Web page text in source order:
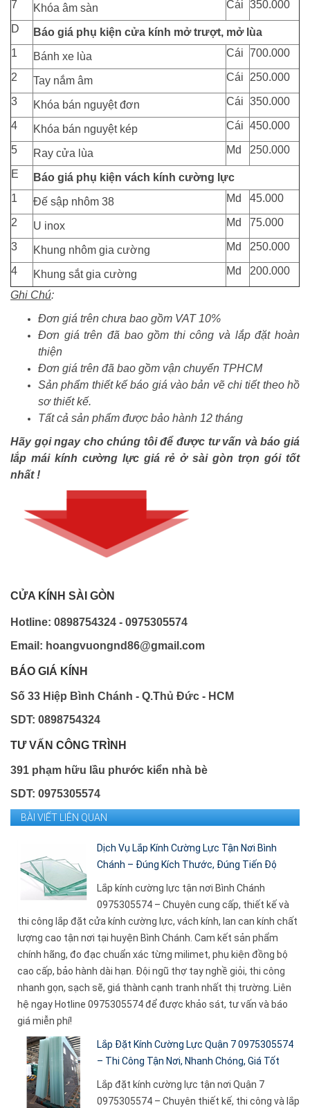
7 Khóa âm sàn Cái 350.000
D
Báo giá phụ kiện cửa kính mở trượt, mở lùa
1
Bánh xe lùa Cái 700.000
2 Tay nắm âm Cái 250.000
3 Khóa bán nguyệt đơn Cái 350.000
4 Khóa bán nguyệt kép Cái 450.000
5 Ray cửa lùa Md 250.000
E
Báo giá phụ kiện vách kính cường lực
1
Đế sập nhôm 38 Md 45.000
2 U inox Md 75.000
3 Khung nhôm gia cường Md 250.000
4 Khung sắt gia cường Md 200.000
Ghi Chú:
Đơn giá trên chưa bao gồm VAT 10%
Đơn giá trên đã bao gồm thi công và lắp đặt hoàn
thiện
Đơn giá trên đã bao gồm vận chuyển TPHCM
Sản phẩm thiết kế báo giá vào bản vẽ chi tiết theo hồ
sơ thiết kế.
Tất cả sản phẩm được bảo hành 12 tháng
Hãy gọi ngay cho chúng tôi để được tư vấn và báo giá
lắp mái kính cường lực giá rẻ ở sài gòn trọn gói tốt
nhất !
CỬA KÍNH SÀI GÒN
Hotline: 0898754324 - 0975305574
Email: hoangvuongnd86@gmail.com
BÁO GIÁ KÍNH
Số 33 Hiệp Bình Chánh - Q.Thủ Đức - HCM
SDT: 0898754324
TƯ VẤN CÔNG TRÌNH
391 phạm hữu lầu phước kiển nhà bè
SDT: 0975305574
BÀI VIẾT LIÊN QUAN
Dịch Vụ Lắp Kính Cường Lực Tận Nơi Bình
Chánh – Đúng Kích Thước, Đúng Tiến Độ
Lắp kính cường lực tận nơi Bình Chánh
0975305574 – Chuyên cung cấp, thiết kế và
thi công lắp đặt cửa kính cường lực, vách kính, lan can kính chất
lượng cao tận nơi tại huyện Bình Chánh. Cam kết sản phẩm
chính hãng, đo đạc chuẩn xác từng milimet, phụ kiện đồng bộ
cao cấp, bảo hành dài hạn. Đội ngũ thợ tay nghề giỏi, thi công
nhanh gọn, sạch sẽ, giá thành cạnh tranh nhất thị trường. Liên
hệ ngay Hotline 0975305574 để được khảo sát, tư vấn và báo
giá miễn phí!
Lắp Đặt Kính Cường Lực Quận 7 0975305574
– Thi Công Tận Nơi, Nhanh Chóng, Giá Tốt
Lắp đặt kính cường lực tận nơi Quận 7
0975305574 – Chuyên thiết kế, thi công và lắp